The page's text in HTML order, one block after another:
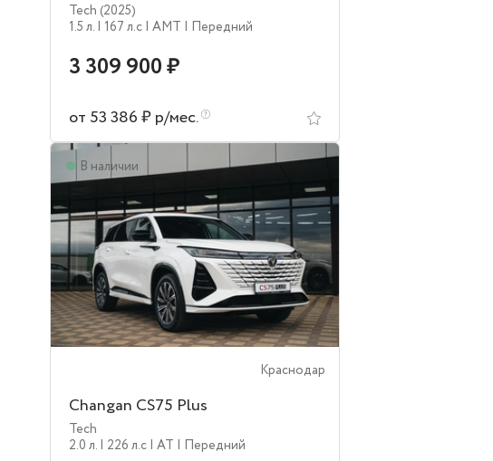
Tech (2025)
1.5 л. | 167 л.c | AMT | Передний
3 309 900 ₽
от 53 386 ₽ р/мес.
В наличии
Краснодар
Changan CS75 Plus
Tech
2.0 л. | 226 л.c | AT | Передний